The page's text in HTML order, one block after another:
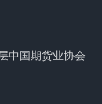
中国期货业协会